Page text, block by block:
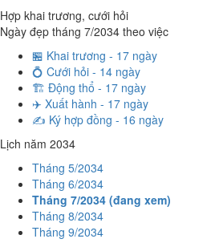
Hợp khai trương, cưới hỏi
Ngày đẹp tháng 7/2034 theo việc
🏪 Khai trương - 17 ngày
💍 Cưới hỏi - 14 ngày
🏗️ Động thổ - 17 ngày
✈️ Xuất hành - 17 ngày
✍️ Ký hợp đồng - 16 ngày
Lịch năm 2034
Tháng 5/2034
Tháng 6/2034
Tháng 7/2034 (đang xem)
Tháng 8/2034
Tháng 9/2034